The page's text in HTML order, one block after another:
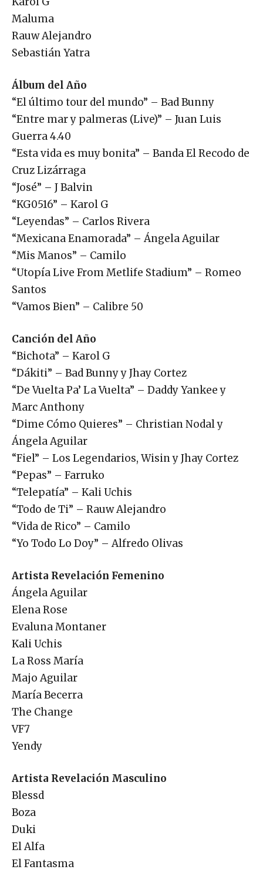
Maluma
Rauw Alejandro
Sebastián Yatra
Álbum del Año
“El último tour del mundo” – Bad Bunny
“Entre mar y palmeras (Live)” – Juan Luis
Guerra 4.40
“Esta vida es muy bonita” – Banda El Recodo de
Cruz Lizárraga
“José” – J Balvin
“KG0516” – Karol G
“Leyendas” – Carlos Rivera
“Mexicana Enamorada” – Ángela Aguilar
“Mis Manos” – Camilo
“Utopía Live From Metlife Stadium” – Romeo
Santos
“Vamos Bien” – Calibre 50
Canción del Año
“Bichota” – Karol G
“Dákiti” – Bad Bunny y Jhay Cortez
“De Vuelta Pa’ La Vuelta” – Daddy Yankee y
Marc Anthony
“Dime Cómo Quieres” – Christian Nodal y
Ángela Aguilar
“Fiel” – Los Legendarios, Wisin y Jhay Cortez
“Pepas” – Farruko
“Telepatía” – Kali Uchis
“Todo de Ti” – Rauw Alejandro
“Vida de Rico” – Camilo
“Yo Todo Lo Doy” – Alfredo Olivas
Artista Revelación Femenino
Ángela Aguilar
Elena Rose
Evaluna Montaner
Kali Uchis
La Ross María
Majo Aguilar
María Becerra
The Change
VF7
Yendy
Artista Revelación Masculino
Blessd
Boza
Duki
El Alfa
El Fantasma